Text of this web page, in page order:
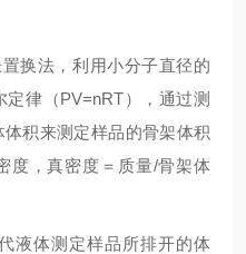
换法，利用小分子直径的
律（PV=nRT），通过测
积来测定样品的骨架体积
度，真密度＝质量/骨架体
液体测定样品所排开的体